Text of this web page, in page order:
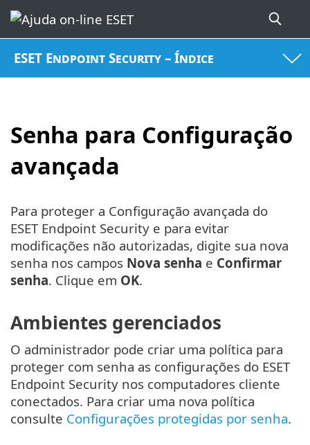
ESET Endpoint Security – Índice
Senha para Configuração
avançada
Para proteger a Configuração avançada do
ESET Endpoint Security e para evitar
modificações não autorizadas, digite sua nova
senha nos campos Nova senha e Confirmar
senha. Clique em OK.
Ambientes gerenciados
O administrador pode criar uma política para
proteger com senha as configurações do ESET
Endpoint Security nos computadores cliente
conectados. Para criar uma nova política
consulte Configurações protegidas por senha.